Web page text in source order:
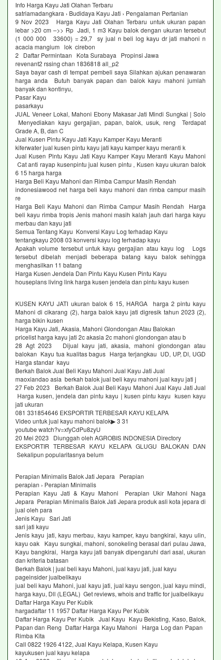
Info Harga Kayu Jati Olahan Terbaru
satriamadangkara › Budidaya Kayu Jati › Pengalaman Pertanian
9 Nov 2023 Harga Kayu Jati Olahan Terbaru untuk ukuran papan
lebar >20 cm –>> Rp Jadi, 1 m3 Kayu balok dengan ukuran tersebut
(1 000 000 33600) = 29,7 sy jual n beli log kayu dr jati mahoni n
acacia mangium lok cirebon
2 Daftar Permintaan Kota Surabaya Propinsi Jawa
revenant2 rssing chan 1836818 all_p2
Saya bayar cash di tempat pembeli saya Silahkan ajukan penawaran
harga anda Butuh banyak papan dan balok kayu mahoni jumlah
banyak dan kontinyu,
Pasar Kayu
pasarkayu
JUAL Veneer Lokal, Mahoni Ebony Makasar Jati Mindi Sungkai | Solo
Menyediakan kayu gergajian, papan, balok, usuk, reng Terdapat
Grade A, B, dan C
Jual Kusen Pintu Kayu Jati Kayu Kamper Kayu Meranti
kiferwater jual kusen pintu kayu jati kayu kamper kayu meranti k
Jual Kusen Pintu Kayu Jati Kayu Kamper Kayu Meranti Kayu Mahoni
Cat anti rayap kusenpintu jual kusen pintu , Kusen kayu ukuran balok
6 15 harga harga
Harga Beli Kayu Mahoni dan Rimba Campur Masih Rendah
indonesiawood net harga beli kayu mahoni dan rimba campur masih
re
Harga Beli Kayu Mahoni dan Rimba Campur Masih Rendah Harga
beli kayu rimba tropis Jenis mahoni masih kalah jauh dari harga kayu
merbau dan kayu jati
Semua Tentang Kayu Konversi Kayu Log terhadap Kayu
tentangkayu 2008 03 konversi kayu log terhadap kayu
Apakah volume tersebut untuk kayu gergajian atau kayu log Logs
tersebut dibelah menjadi beberapa batang kayu balok sehingga
menghasilkan 11 batang
Harga Kusen Jendela Dan Pintu Kayu Kusen Pintu Kayu
houseplans living link harga kusen jendela dan pintu kayu kusen
KUSEN KAYU JATI ukuran balok 6 15, HARGA harga 2 pintu kayu
Mahoni di cikarang (2), harga balok kayu jati digresik tahun 2023 (2),
harga bikin kusen
Harga Kayu Jati, Akasia, Mahoni Glondongan Atau Balokan
pricelist harga kayu jati 2c akasia 2c mahoni glondongan atau b
28 Agt 2023 Dijual kayu jati, akasia, mahoni glondongan atau
balokan Kayu tua kualitas bagus Harga terjangkau UD, UP, Dl, UGD
Harga standar kayu
Berkah Balok Jual Beli Kayu Mahoni Jual Kayu Jati Jual
maoxiandao asia berkah balok jual beli kayu mahoni jual kayu jati j
27 Feb 2023 Berkah Balok Jual Beli Kayu Mahoni Jual Kayu Jati Jual
Harga kusen, jendela dan pintu kayu | kusen pintu kayu kusen kayu
jati ukuran
081 331854646 EKSPORTIR TERBESAR KAYU KELAPA
Video untuk jual kayu mahoni balok▶ 3 31
youtube watch?v=xfyCdPu8zyU
20 Mei 2023 Diunggah oleh AGROBIS INDONESIA Directory
EKSPORTIR TERBESAR KAYU KELAPA GLUGU BALOKAN DAN
Sekalipun popularitasnya belum
Perapian Minimalis Balok Jati Jepara Perapian
perapian › Perapian Minimalis
Perapian Kayu Jati & Kayu Mahoni Perapian Ukir Mahoni Naga
Jepara Perapian Minimalis Balok Jati Jepara produk asli kota jepara di
jual oleh para
Jenis Kayu Sari Jati
sari jati kayu
Jenis kayu jati, kayu merbau, kayu kamper, kayu bangkirai, kayu ulin,
kayu oak Kayu sungkai, mahoni, sonokeling berasal dari pulau Jawa,
Kayu bangkirai, Harga kayu jati banyak dipengaruhi dari asal, ukuran
dan kriteria batasan
Berkah Balok | jual beli kayu Mahoni, jual kayu jati, jual kayu
pageinsider jualbelikayu
jual beli kayu Mahoni, jual kayu jati, jual kayu sengon, jual kayu mindi,
harga kayu, Dll (LEGAL) Get reviews, whois and traffic for jualbelikayu
Daftar Harga Kayu Per Kubik
hargadaftar 11 1957 Daftar Harga Kayu Per Kubik
Daftar Harga Kayu Per Kubik Jual Kayu Kayu Bekisting, Kaso, Balok,
Papan dan Reng Daftar Harga Kayu Mahoni Harga Log dan Papan
Rimba Kita
Call 0822 1926 4122, Jual Kayu Kelapa, Kusen Kayu
kayukusen jual kayu kelapa